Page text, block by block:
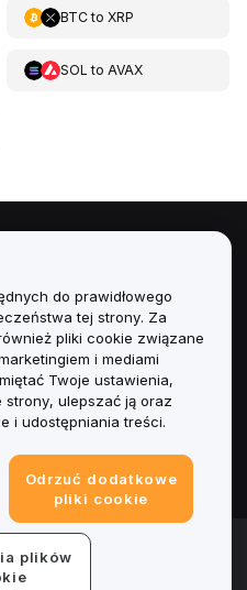
BTCto XRP
SOL to AVAX
prawa zastrzeżone.
Prywatności
do prawidłowego
tej strony. Za
pliki cookie związane
i mediami
Twoje ustawienia,
ulepszać ją oraz
i udostępniania treści.
Odrzuć dodatkowe
pliki cookie
plików